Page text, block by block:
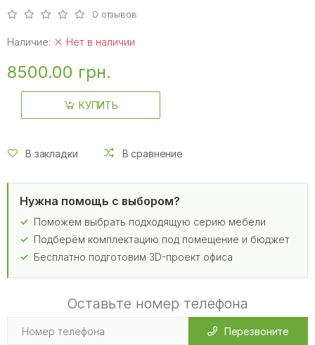
0 отзывов
Наличие: Нет в наличии
8500.00 грн.
КУПИТЬ
В закладки В сравнение
Нужна помощь с выбором?
Поможем выбрать подходящую серию мебели
Подберём комплектацию под помещение и бюджет
Бесплатно подготовим 3D-проект офиса
Оставьте номер телефона
Перезвоните